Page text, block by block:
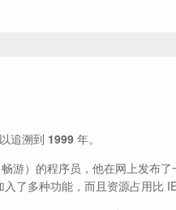
追溯到 1999 年。
畅游）的程序员，他在网上发布了
了多种功能，而且资源占用比 IE